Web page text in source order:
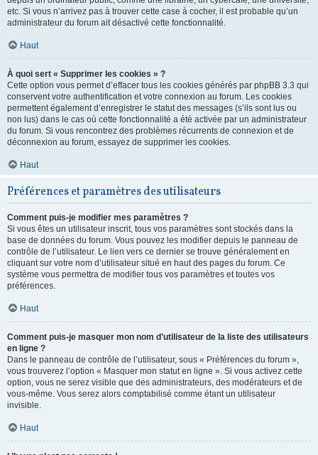
etc. Si vous n’arrivez pas à trouver cette case à cocher, il est probable qu’un
administrateur du forum ait désactivé cette fonctionnalité.
Haut
À quoi sert « Supprimer les cookies » ?
Cette option vous permet d’effacer tous les cookies générés par phpBB 3.3 qui
conservent votre authentification et votre connexion au forum. Les cookies
permettent également d’enregistrer le statut des messages (s’ils sont lus ou
non lus) dans le cas où cette fonctionnalité a été activée par un administrateur
du forum. Si vous rencontrez des problèmes récurrents de connexion et de
déconnexion au forum, essayez de supprimer les cookies.
Haut
Préférences et paramètres des utilisateurs
Comment puis-je modifier mes paramètres ?
Si vous êtes un utilisateur inscrit, tous vos paramètres sont stockés dans la
base de données du forum. Vous pouvez les modifier depuis le panneau de
contrôle de l’utilisateur. Le lien vers ce dernier se trouve généralement en
cliquant sur votre nom d’utilisateur situé en haut des pages du forum. Ce
système vous permettra de modifier tous vos paramètres et toutes vos
préférences.
Haut
Comment puis-je masquer mon nom d’utilisateur de la liste des utilisateurs
en ligne ?
Dans le panneau de contrôle de l’utilisateur, sous « Préférences du forum »,
vous trouverez l’option « Masquer mon statut en ligne ». Si vous activez cette
option, vous ne serez visible que des administrateurs, des modérateurs et de
vous-même. Vous serez alors comptabilisé comme étant un utilisateur
invisible.
Haut